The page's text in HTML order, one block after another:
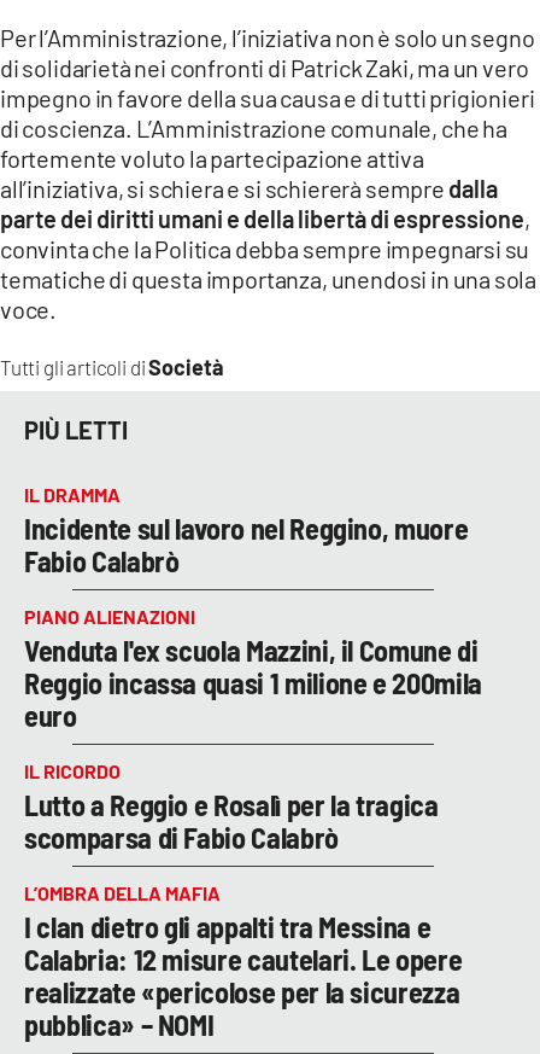
Tutti gli articoli diSocietà
Per l’Amministrazione, l’iniziativa non è solo un segno
di solidarietà nei confronti di Patrick Zaki, ma un vero
impegno in favore della sua causa e di tutti prigionieri
di coscienza. L’Amministrazione comunale, che ha
fortemente voluto la partecipazione attiva
all’iniziativa, si schiera e si schiererà sempre dalla
parte dei diritti umani e della libertà di espressione,
convinta che la Politica debba sempre impegnarsi su
tematiche di questa importanza, unendosi in una sola
voce.
PIÙ LETTI
IL DRAMMA
Incidente sul lavoro nel Reggino, muore
Fabio Calabrò
PIANO ALIENAZIONI
Venduta l'ex scuola Mazzini, il Comune di
Reggio incassa quasi 1 milione e 200mila
euro
IL RICORDO
Lutto a Reggio e Rosalì per la tragica
scomparsa di Fabio Calabrò
L’OMBRA DELLA MAFIA
I clan dietro gli appalti tra Messina e
Calabria: 12 misure cautelari. Le opere
realizzate «pericolose per la sicurezza
pubblica» – NOMI